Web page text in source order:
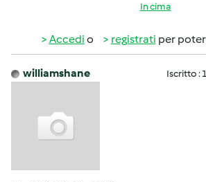
In cima
Accedi o registrati per
williamshane Iscritto :